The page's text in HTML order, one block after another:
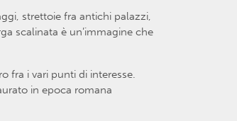
strettoie fra antichi palazzi,
scalinata è un’immagine che
fra i vari punti di interesse.
in epoca romana